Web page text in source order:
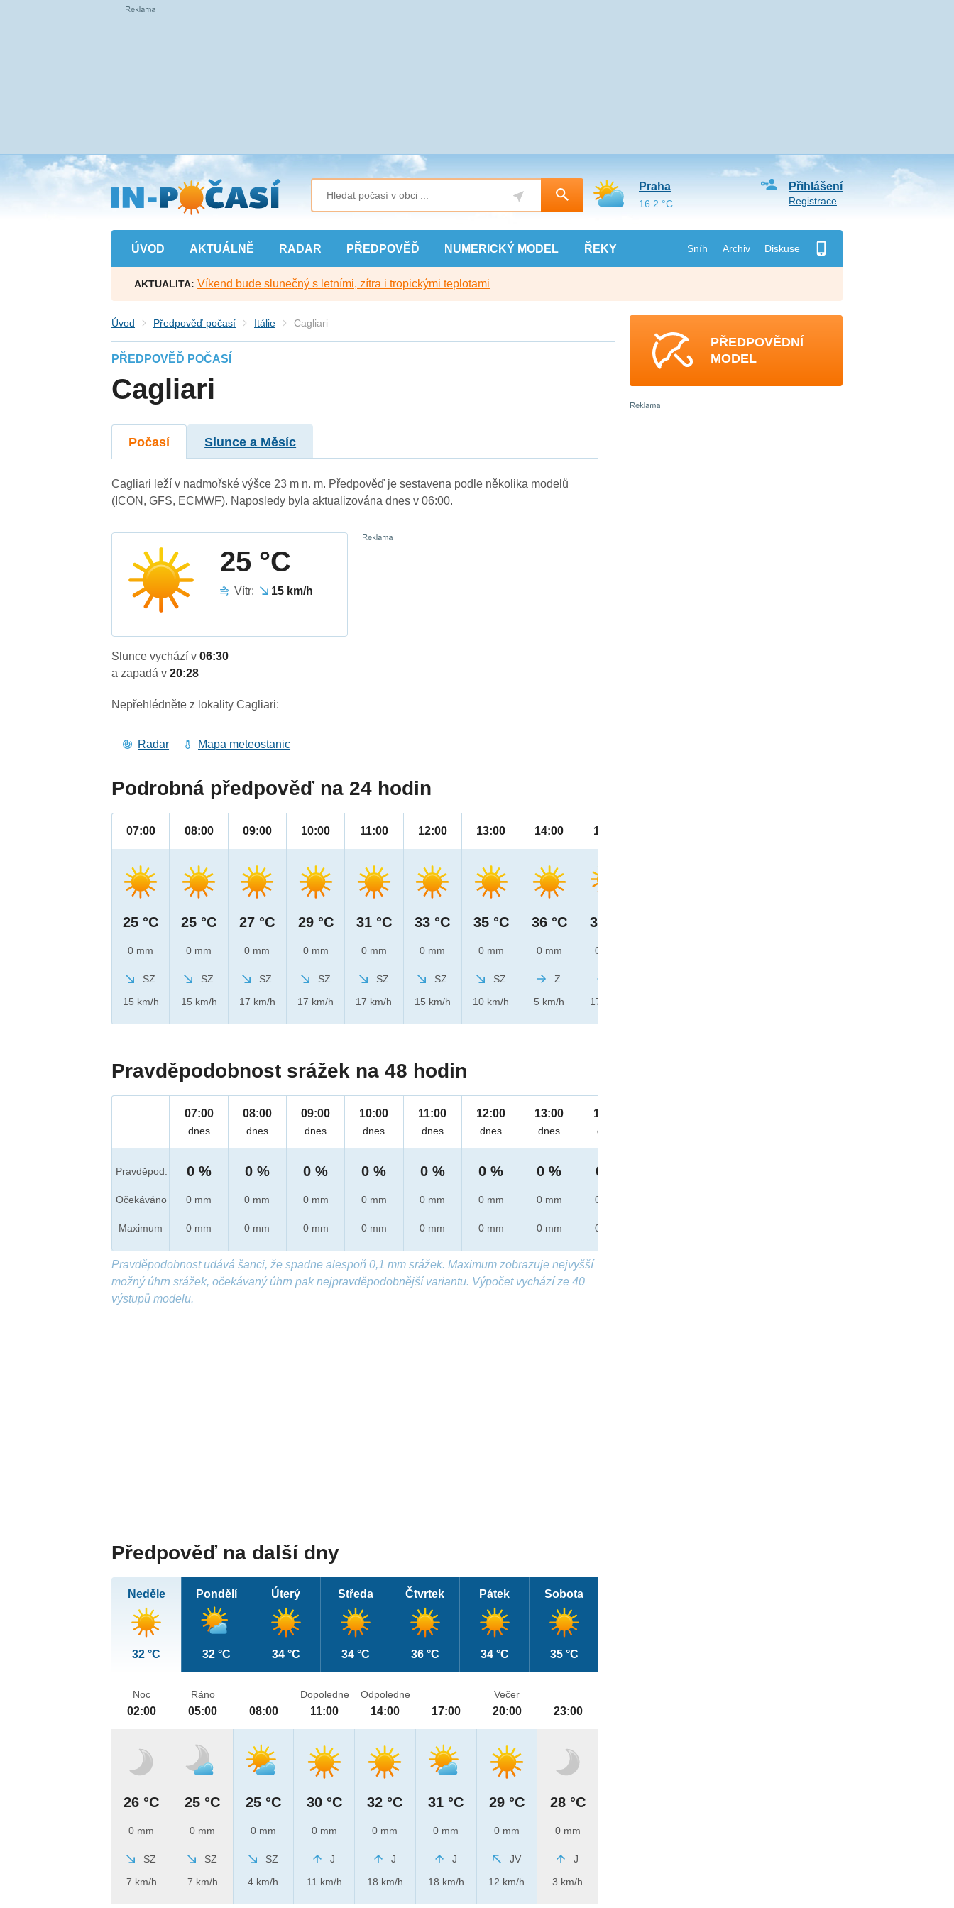
Přejít
na
hlavní
obsah
ÚVOD AKTUÁLNĚ RADAR PŘEDPOVĚĎ NUMERICKÝ MODEL ŘEKY Sníh Archiv Diskuse
Přihlášení
Registrace
Praha
16.2 °C
AKTUALITA: Víkend bude slunečný s letními, zítra i tropickými teplotami
Úvod Předpověď počasí Itálie Cagliari
PŘEDPOVĚĎ POČASÍ
Cagliari
Počasí Slunce a Měsíc
Cagliari leží v nadmořské výšce 23 m n. m. Předpověď je sestavena podle několika modelů
(ICON, GFS, ECMWF). Naposledy byla aktualizována dnes v 06:00.
25 °C
Vítr: 15 km/h
Slunce vychází v06:30
a zapadá v20:28
Nepřehlédněte z lokality Cagliari:
Radar Mapa meteostanic
Podrobná předpověď na 24 hodin
07:00
25 °C
0 mm
SZ
15 km/h
08:00
25 °C
0 mm
SZ
15 km/h
09:00
27 °C
0 mm
SZ
17 km/h
10:00
29 °C
0 mm
SZ
17 km/h
11:00
31 °C
0 mm
SZ
17 km/h
12:00
33 °C
0 mm
SZ
15 km/h
13:00
35 °C
0 mm
SZ
10 km/h
14:00
36 °C
0 mm
Z
5 km/h
15:00
35 °C
0 mm
17 km/h
Pravděpodobnost srážek na 48 hodin
Pravděpod.
Očekáváno
Maximum
07:00
dnes
0 %
0 mm
0 mm
08:00
dnes
0 %
0 mm
0 mm
09:00
dnes
0 %
0 mm
0 mm
10:00
dnes
0 %
0 mm
0 mm
11:00
dnes
0 %
0 mm
0 mm
12:00
dnes
0 %
0 mm
0 mm
13:00
dnes
0 %
0 mm
0 mm
14:00
dnes
0 %
0 mm
0 mm
Pravděpodobnost udává šanci, že spadne alespoň 0,1 mm srážek. Maximum zobrazuje nejvyšší
možný úhrn srážek, očekávaný úhrn pak nejpravděpodobnější variantu. Výpočet vychází ze 40
výstupů modelu.
Předpověď na další dny
Neděle
32 °C
Pondělí
32 °C
Úterý
34 °C
Středa
34 °C
Čtvrtek
36 °C
Pátek
34 °C
Sobota
35 °C
Noc
02:00
26 °C
0 mm
SZ
7 km/h
Ráno
05:00
25 °C
0 mm
SZ
7 km/h
08:00
25 °C
0 mm
SZ
4 km/h
Dopoledne
11:00
30 °C
0 mm
J
11 km/h
Odpoledne
14:00
32 °C
0 mm
J
18 km/h
17:00
31 °C
0 mm
J
18 km/h
Večer
20:00
29 °C
0 mm
JV
12 km/h
23:00
28 °C
0 mm
J
3 km/h
PŘEDPOVĚDNÍ
MODEL